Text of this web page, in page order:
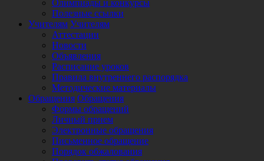
Олимпиады и конкурсы
Полезные ссылки
Учителям Учителям
Аттестации
Новости
Объявления
Расписание уроков
Правила внутреннего распорядка
Методические материалы
Обращения Обращения
Формы обращений
Личный прием
Электронные обращения
Письменное обращение
Порядок обжалования